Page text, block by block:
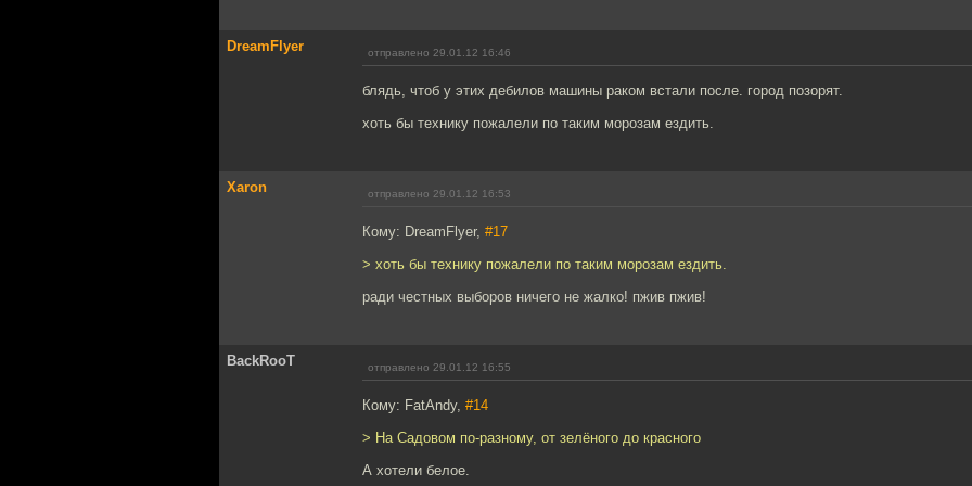
DreamFlyer отправлено 29.01.12 16:46
блядь, чтоб у этих дебилов машины раком встали после. город позорят.
хоть бы технику пожалели по таким морозам ездить.
Xaron отправлено 29.01.12 16:53
Кому: DreamFlyer, #17
> хоть бы технику пожалели по таким морозам ездить.
ради честных выборов ничего не жалко! пжив пжив!
BackRooT отправлено 29.01.12 16:55
Кому: FatAndy, #14
> На Садовом по-разному, от зелёного до красного
А хотели белое.